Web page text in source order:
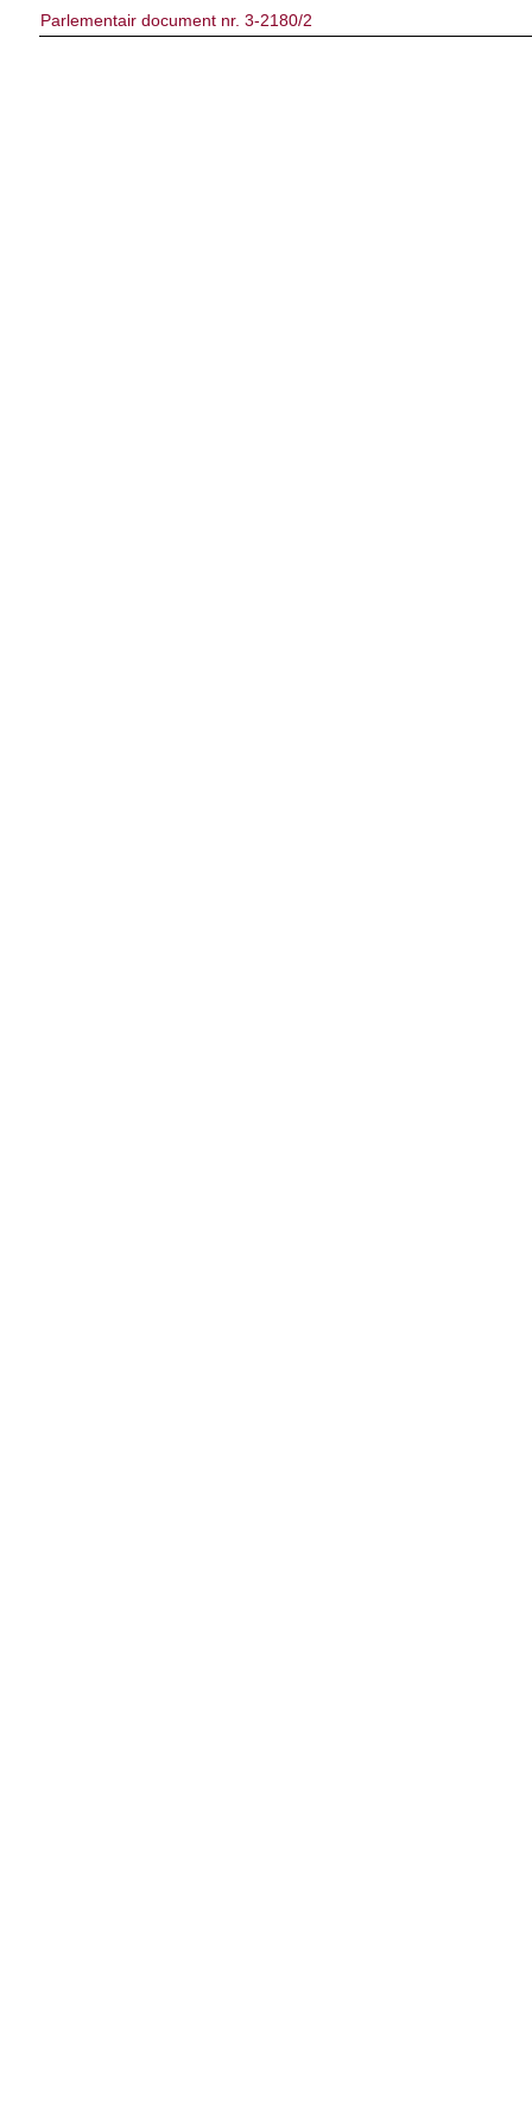
Parlementair document nr. 3-2180/2